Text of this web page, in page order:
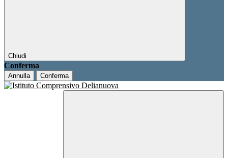
Chiudi
Conferma
Annulla Conferma